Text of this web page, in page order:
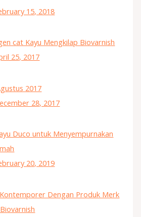
15, 2018
cat Kayu Mengkilap Biovarnish
25, 2017
2017
28, 2017
Duco untuk Menyempurnakan
20, 2019
Dengan Produk Merk